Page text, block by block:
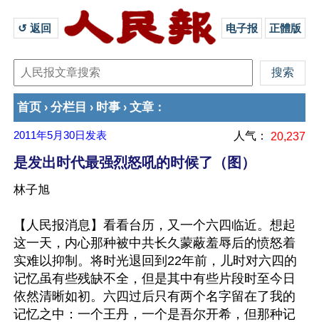
↺ 返回 电子报 正體版
首页 › 分栏目 › 时事 › 文章 ：
2011年5月30日 发表 人气： 20,237
是发出时代最强烈怒吼的时候了（图）
林子旭
【人民报消息】看看台历，又一个六四临近。想起
这一天，内心那种被中共长久蒙蔽羞辱后的愤怒着
实难以抑制。将时光退回到22年前，儿时对六四的
记忆虽有些残缺不全，但是其中有些片段时至今日
依然清晰如初。六四过后只有两个名字留在了我的
记忆之中：一个王丹，一个是吾尔开希，但那种记